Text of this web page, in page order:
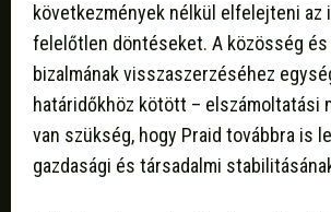
következmények nélkül elfelejteni az
felelőtlen döntéseket. A közösség
bizalmának visszaszerzéséhez
határidőkhöz kötött – elszámoltatási
van szükség, hogy Praid továbbra is
gazdasági és társadalmi